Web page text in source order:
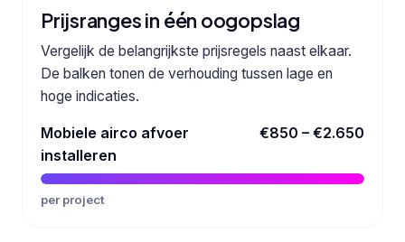
Prijsranges in één oogopslag
Vergelijk de belangrijkste prijsregels naast elkaar.
De balken tonen de verhouding tussen lage en
hoge indicaties.
Mobiele airco afvoer
installeren
€850 – €2.650
per project